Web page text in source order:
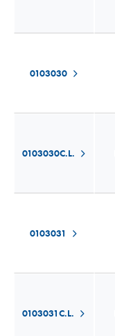
0103030
0103030C.L.
0103031
0103031C.L.